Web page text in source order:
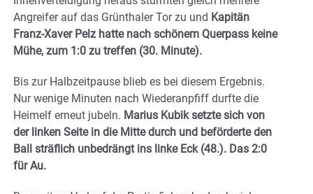
Angreifer auf das Grünthaler Tor zu und Kapitän
Franz-Xaver Pelz hatte nach schönem Querpass keine
Mühe, zum 1:0 zu treffen (30. Minute).
Bis zur Halbzeitpause blieb es bei diesem Ergebnis.
Nur wenige Minuten nach Wiederanpfiff durfte die
Heimelf erneut jubeln. Marius Kubik setzte sich von
der linken Seite in die Mitte durch und beförderte den
Ball sträflich unbedrängt ins linke Eck (48.). Das 2:0
für Au.